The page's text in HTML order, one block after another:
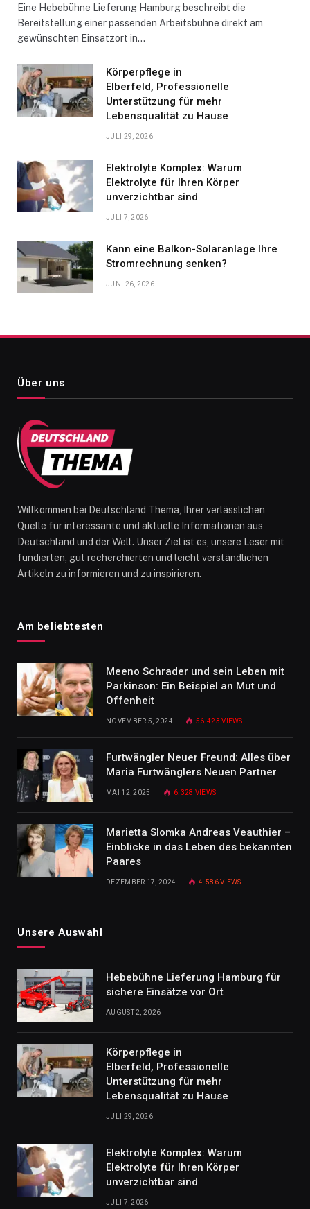
Eine Hebebühne Lieferung Hamburg beschreibt die
Bereitstellung einer passenden Arbeitsbühne direkt am
gewünschten Einsatzort in…
Körperpflege in
Elberfeld, Professionelle
Unterstützung für mehr
Lebensqualität zu Hause
JULI 29, 2026
Elektrolyte Komplex: Warum
Elektrolyte für Ihren Körper
unverzichtbar sind
JULI 7, 2026
Kann eine Balkon-Solaranlage Ihre
Stromrechnung senken?
JUNI 26, 2026
Über uns
Willkommen bei Deutschland Thema, Ihrer verlässlichen
Quelle für interessante und aktuelle Informationen aus
Deutschland und der Welt. Unser Ziel ist es, unsere Leser mit
fundierten, gut recherchierten und leicht verständlichen
Artikeln zu informieren und zu inspirieren.
Am beliebtesten
Meeno Schrader und sein Leben mit
Parkinson: Ein Beispiel an Mut und
Offenheit
NOVEMBER 5, 2024 56.423VIEWS
Furtwängler Neuer Freund: Alles über
Maria Furtwänglers Neuen Partner
MAI 12, 2025 6.328 VIEWS
Marietta Slomka Andreas Veauthier –
Einblicke in das Leben des bekannten
Paares
DEZEMBER 17, 2024 4.586VIEWS
Unsere Auswahl
Hebebühne Lieferung Hamburg für
sichere Einsätze vor Ort
AUGUST 2, 2026
Körperpflege in
Elberfeld, Professionelle
Unterstützung für mehr
Lebensqualität zu Hause
JULI 29, 2026
Elektrolyte Komplex: Warum
Elektrolyte für Ihren Körper
unverzichtbar sind
JULI 7, 2026